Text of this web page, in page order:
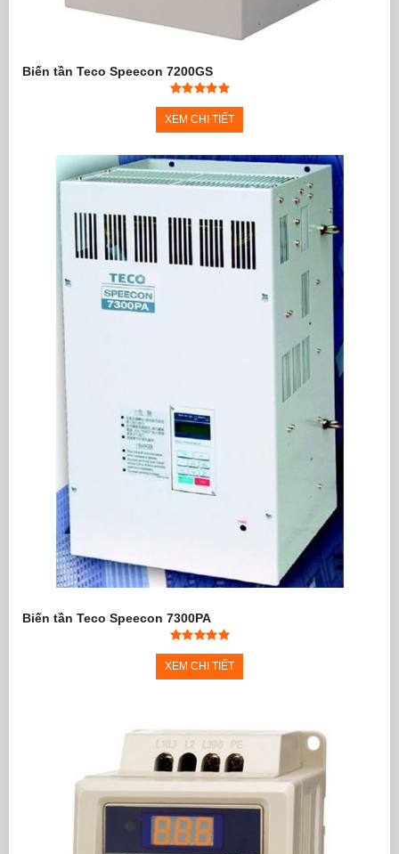
Biến tần Teco Speecon 7200GS
XEM CHI TIẾT
Biến tần Teco Speecon 7300PA
XEM CHI TIẾT